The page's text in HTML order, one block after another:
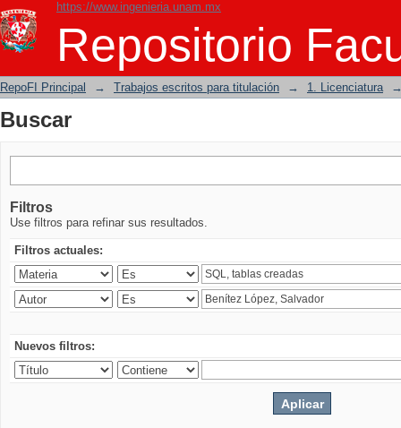
https://www.ingenieria.unam.mx
Repositorio
Buscar
RepoFI Principal → Trabajos escritos para titulación → 1. Licenciatura
Buscar
Filtros
Use filtros para refinar sus resultados.
Filtros actuales:
Nuevos filtros: